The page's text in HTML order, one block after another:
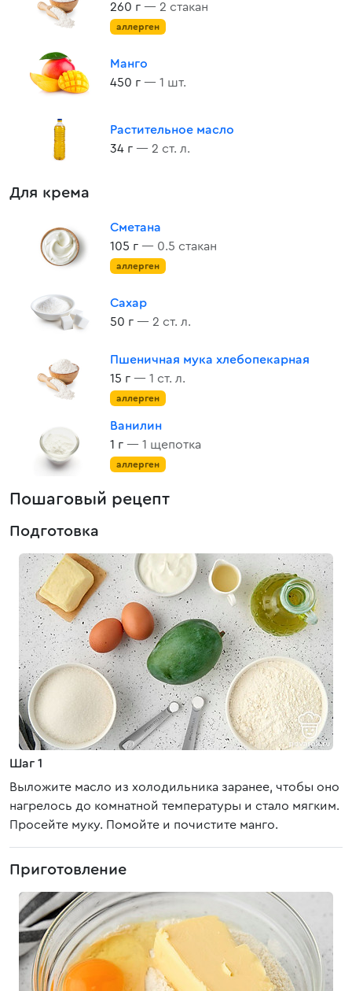
260 г — 2 стакан
аллерген
Манго
450 г — 1 шт.
Растительное масло
34 г — 2 ст. л.
Для крема
Сметана
105 г — 0.5 стакан
аллерген
Сахар
50 г — 2 ст. л.
Пшеничная мука хлебопекарная
15 г — 1 ст. л.
аллерген
Ванилин
1 г — 1 щепотка
аллерген
Пошаговый рецепт
Подготовка
Шаг 1
Выложите масло из холодильника заранее, чтобы оно
нагрелось до комнатной температуры и стало мягким.
Просейте муку. Помойте и почистите манго.
Приготовление